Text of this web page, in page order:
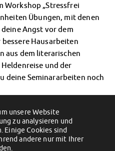
Workshop „Stressfrei
Übungen, mit denen
Angst vor dem
Hausarbeiten
aus dem literarischen
und der
deine Seminararbeiten noch
Interkulturelle Veranstaltung im
CampusTheater
unsere Website
zu analysieren und
Einige Cookies sind
andere nur mit Ihrer